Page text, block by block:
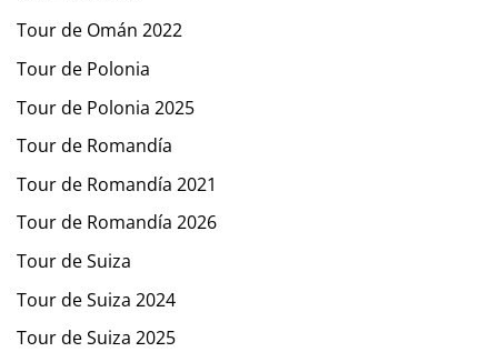
Tour de Omán 2022
Tour de Polonia
Tour de Polonia 2025
Tour de Romandía
Tour de Romandía 2021
Tour de Romandía 2026
Tour de Suiza
Tour de Suiza 2024
Tour de Suiza 2025